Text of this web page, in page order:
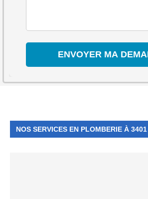
NOS SERVICES EN PLOMBERIE À